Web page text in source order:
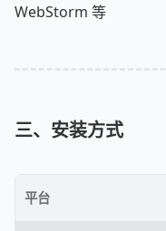
WebStorm 等
三、安装方式
平台